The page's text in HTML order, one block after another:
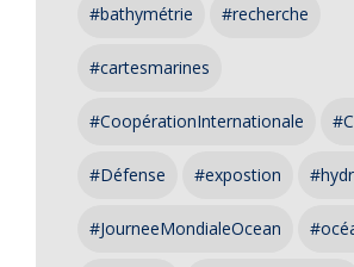
#bathymétrie #recherche
#cartesmarines
#CoopérationInternationale
#Défense #expostion
#JourneeMondialeOcean